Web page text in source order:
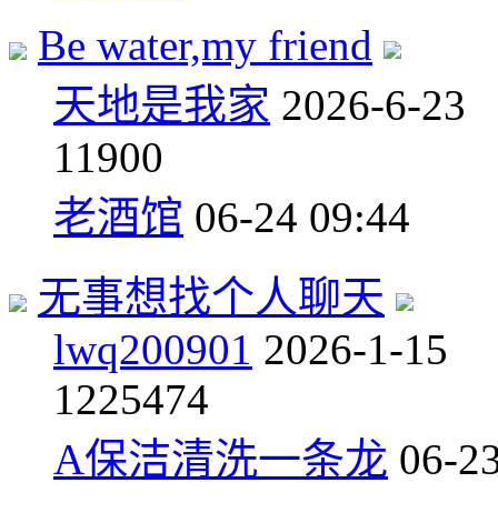
Be water,my friend
天地是我家 2026-6-23
11900
老酒馆 06-24 09:44
无事想找个人聊天
lwq200901 2026-1-15
1225474
A保洁清洗一条龙 06-